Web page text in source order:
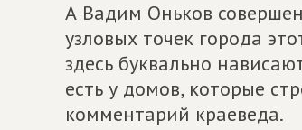
А Вадим Оньков
узловых точек города
здесь буквально
есть у домов, которые
комментарий краеведа.